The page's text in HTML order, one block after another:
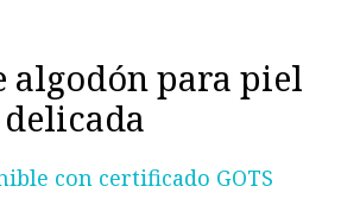
algodón para piel
delicada
con certificado GOTS